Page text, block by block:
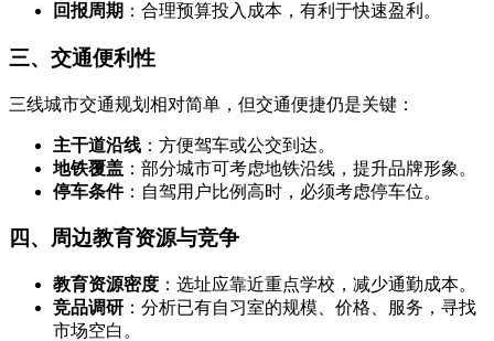
回报周期 ：合理预算投入成本，有利于快速盈利。
三、交通便利性
三线城市交通规划相对简单，但交通便捷仍是关键：
主干道沿线 ：方便驾车或公交到达。
地铁覆盖 ：部分城市可考虑地铁沿线，提升品牌形象。
停车条件：自驾用户比例高时，必须考虑停车位。
四、周边教育资源与竞争
教育资源密度 ：选址应靠近重点学校，减少通勤成本。
竞品调研 ：分析已有自习室的规模、价格、服务，寻找
市场空白。